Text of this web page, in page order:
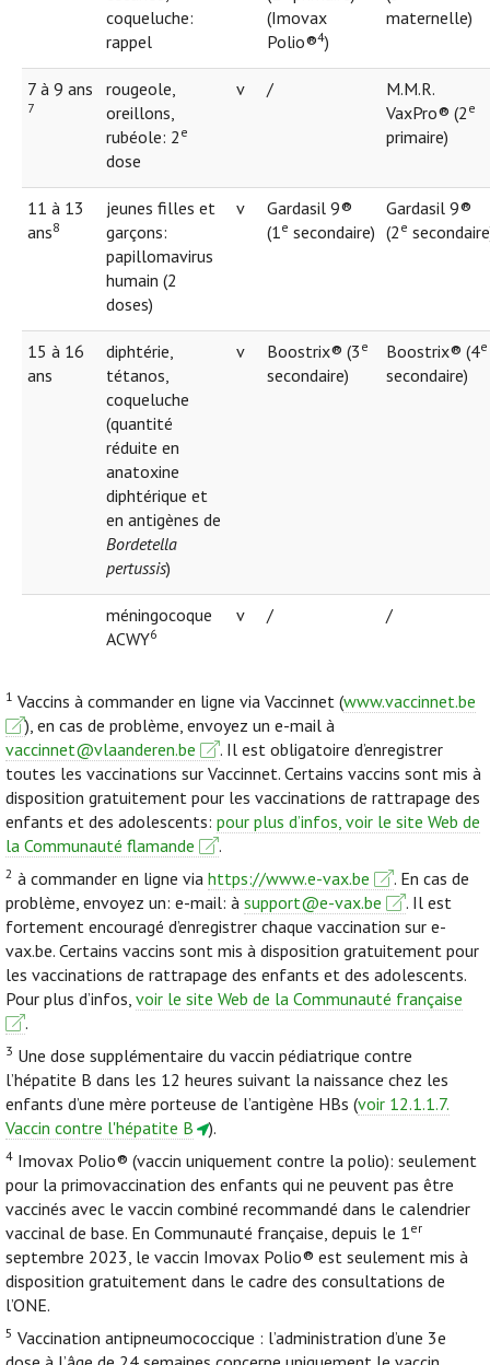
coqueluche:
rappel
(Imovax
Polio®4)
maternelle)
7 à 9 ans
7
rougeole,
oreillons,
rubéole: 2 e
dose
v /
M.M.R.
VaxPro® (2 e
primaire)
11 à 13
ans8
jeunes filles et
garçons:
papillomavirus
humain (2
doses)
v
Gardasil 9®
(1e secondaire)
Gardasil 9®
(2 e
15 à 16
ans
diphtérie,
tétanos,
coqueluche
(quantité
réduite en
anatoxine
diphtérique et
en antigènes de
Bordetella
pertussis)
v Boostrix® (3 e
secondaire)
Boostrix® (4e
secondaire)
méningocoque
ACWY6
v / /
1 Vaccins à commander en ligne via Vaccinnet (www.vaccinnet.be
), en cas de problème, envoyez un e-mail à
vaccinnet@vlaanderen.be
. Il est obligatoire d’enregistrer
toutes les vaccinations sur Vaccinnet. Certains vaccins sont mis à
disposition gratuitement pour les vaccinations de rattrapage des
enfants et des adolescents: pour plus d’infos, voir le site Web de
la Communauté flamande
.
2 à commander en ligne via https://www.e-vax.be
. En cas de
problème, envoyez un: e-mail: à support@e-vax.be
. Il est
fortement encouragé d’enregistrer chaque vaccination sur e-
vax.be. Certains vaccins sont mis à disposition gratuitement pour
les vaccinations de rattrapage des enfants et des adolescents.
Pour plus d’infos, voir le site Web de la Communauté française
.
3 Une dose supplémentaire du vaccin pédiatrique contre
l’hépatite B dans les 12 heures suivant la naissance chez les
enfants d’une mère porteuse de l’antigène HBs (voir 12.1.1.7.
Vaccin contre l'hépatite B
).
4 Imovax Polio® (vaccin uniquement contre la polio): seulement
pour la primovaccination des enfants qui ne peuvent pas être
vaccinés avec le vaccin combiné recommandé dans le calendrier
vaccinal de base. En Communauté française, depuis le 1er
septembre 2023, le vaccin Imovax Polio® est seulement mis à
disposition gratuitement dans le cadre des consultations de
l’ONE.
5 Vaccination antipneumococcique : l’administration d’une 3e